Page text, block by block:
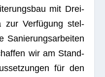
mit Drei­
zur Ver­fü­gung stel­
Sanie­rungs­ar­bei­ten
wir am Stand­
für den